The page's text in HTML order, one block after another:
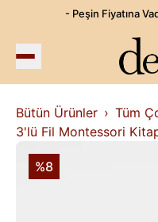
- Peşin Fiyatına
Bütün Ürünler Tüm
3'lü Fil Montessori
%8